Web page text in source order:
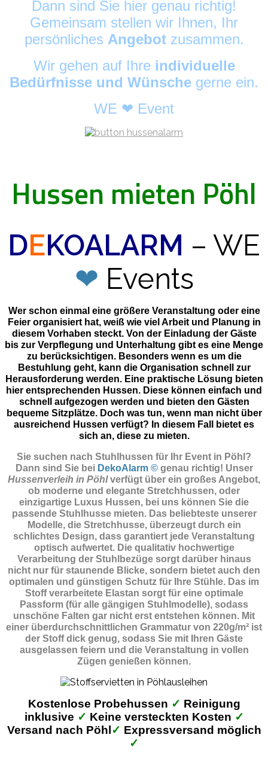
Dann sind Sie hier genau richtig!
Gemeinsam stellen wir Ihnen, Ihr
persönliches Angebot zusammen.
Wir gehen auf Ihre individuelle
Bedürfnisse und Wünsche gerne ein.
WE ❤ Event
Hussen mieten Pöhl
DEKOALARM – WE
❤ Events
Wer schon einmal eine größere Veranstaltung oder eine
Feier organisiert hat, weiß wie viel Arbeit und Planung in
diesem Vorhaben steckt. Von der Einladung der Gäste
bis zur Verpflegung und Unterhaltung gibt es eine Menge
zu berücksichtigen. Besonders wenn es um die
Bestuhlung geht, kann die Organisation schnell zur
Herausforderung werden. Eine praktische Lösung bieten
hier entsprechenden Hussen. Diese können einfach und
schnell aufgezogen werden und bieten den Gästen
bequeme Sitzplätze. Doch was tun, wenn man nicht über
ausreichend Hussen verfügt? In diesem Fall bietet es
sich an, diese zu mieten.
Sie suchen nach Stuhlhussen für Ihr Event in Pöhl?
Dann sind Sie bei DekoAlarm © genau richtig! Unser
Hussenverleih in Pöhlverfügt über ein großes Angebot,
ob moderne und elegante Stretchhussen, oder
einzigartige Luxus Hussen, bei uns können Sie die
passende Stuhlhusse mieten. Das beliebteste unserer
Modelle, die Stretchhusse, überzeugt durch ein
schlichtes Design, dass garantiert jede Veranstaltung
optisch aufwertet. Die qualitativ hochwertige
Verarbeitung der Stuhlbezüge sorgt darüber hinaus
nicht nur für staunende Blicke, sondern bietet auch den
optimalen und günstigen Schutz für Ihre Stühle. Das im
Stoff verarbeitete Elastan sorgt für eine optimale
Passform (für alle gängigen Stuhlmodelle), sodass
unschöne Falten gar nicht erst entstehen können. Mit
einer überdurchschnittlichen Grammatur von 220g/m² ist
der Stoff dick genug, sodass Sie mit Ihren Gäste
ausgelassen feiern und die Veranstaltung in vollen
Zügen genießen können.
Kostenlose Probehussen ✓ Reinigung
inklusive ✓ Keine versteckten Kosten ✓
Versand nach Pöhl ✓ Expressversand möglich
✓